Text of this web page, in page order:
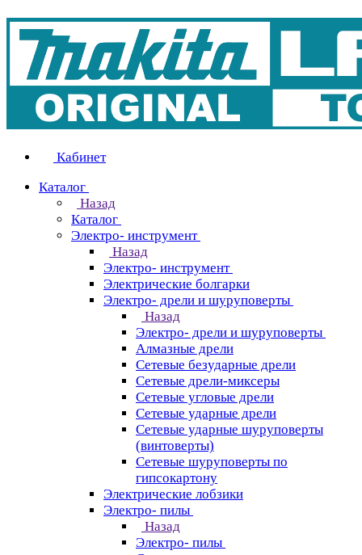
Кабинет
Каталог
Назад
Каталог
Электро- инструмент
Назад
Электро- инструмент
Электрические болгарки
Электро- дрели и шуруповерты
Назад
Электро- дрели и шуруповерты
Алмазные дрели
Сетевые безударные дрели
Сетевые дрели-миксеры
Сетевые угловые дрели
Сетевые ударные дрели
Сетевые ударные шуруповерты
(винтоверты)
Сетевые шуруповерты по
гипсокартону
Электрические лобзики
Электро- пилы
Назад
Электро- пилы